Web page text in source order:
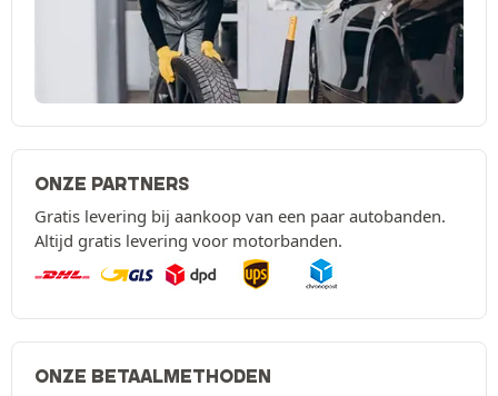
ONZE PARTNERS
Gratis levering bij aankoop van een paar autobanden.
Altijd gratis levering voor motorbanden.
ONZE BETAALMETHODEN